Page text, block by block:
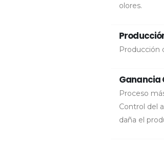
olores.
Producción
Ganancia
Proceso
Control del
daña el